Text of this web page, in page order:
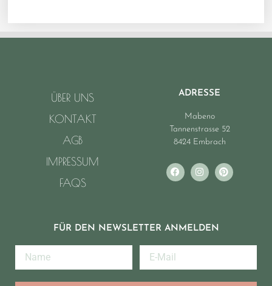
ÜBER UNS
KONTAKT
AGB
IMPRESSUM
FAQS
ADRESSE
Mabeno
Tannenstrasse 52
8424 Embrach
FÜR DEN NEWSLETTER ANMELDEN